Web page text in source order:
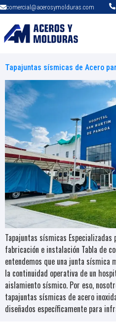
comercial@acerosymolduras.com
Tapajuntas sísmicas de Acero
Tapajuntas sísmicas
fabricación e instalación Tabla de
entendemos que una junta sísmica
la continuidad operativa de un
aislamiento sísmico. Por eso,
tapajuntas sísmicas de acero
diseñados específicamente para